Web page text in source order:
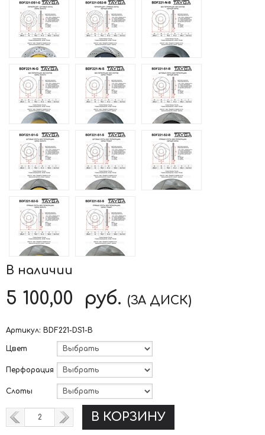
В наличии
5 100,00 руб. (ЗА ДИСК)
Артикул: BDF221-DS1-B
Цвет
Перфорация
Слоты
В КОРЗИНУ